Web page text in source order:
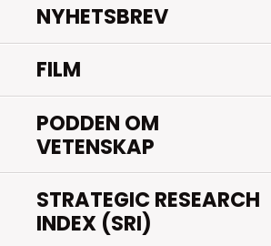
NYHETSBREV
FILM
PODDEN OM
VETENSKAP
STRATEGIC RESEARCH
INDEX (SRI)